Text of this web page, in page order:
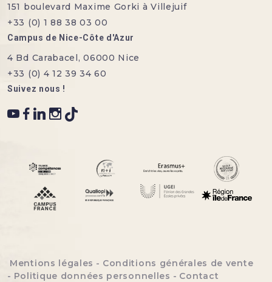
151 boulevard Maxime Gorki à Villejuif
+33 (0) 1 88 38 03 00
Campus de Nice-Côte d'Azur
4 Bd Carabacel, 06000 Nice
+33 (0) 4 12 39 34 60
Suivez nous !
Menu bottom footer
Mentions légales
Conditions générales de vente
Politique données personnelles
Contact